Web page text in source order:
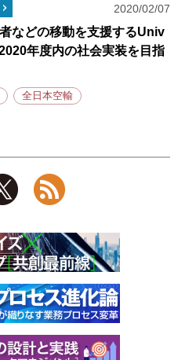
2020/02/07
などの移動を支援するUniv
年度内の社会実装を目指
全日本空輸